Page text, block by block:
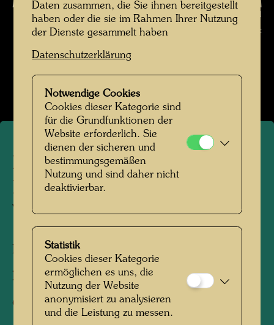
Das Farmhaus in Hundertwassers Kaurinui Valley , Fotograf: Richard
Smart © Richard Smart
Das Farmhaus im Kaurinui Valley
Das Farmhaus in
Hundertwassers Kaurinui
Valley
Kaurinui, Neuseeland, 2019
Fotograf:Richard Smart
Copyright:Richard Smart
Daten zusammen, die Sie ihnen bereitgestellt
haben oder die sie im Rahmen Ihrer Nutzung
der Dienste gesammelt haben
Datenschutzerklärung
Notwendige Cookies
Cookies dieser Kategorie sind
für die Grundfunktionen der
Website erforderlich. Sie
dienen der sicheren und
bestimmungsgemäßen
Nutzung und sind daher nicht
deaktivierbar.
Statistik
Cookies dieser Kategorie
ermöglichen es uns, die
Nutzung der Website
anonymisiert zu analysieren
und die Leistung zu messen.